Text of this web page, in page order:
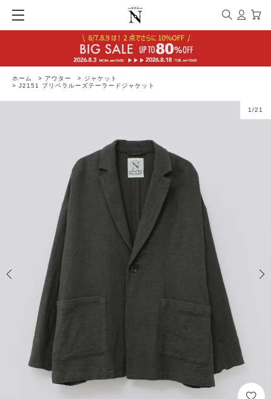
ホーム > アウター > ジャケット
> J2151 プリペラルーズテーラードジャケット
1 /21